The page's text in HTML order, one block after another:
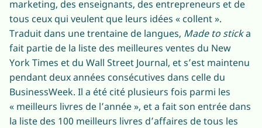
marketing, des enseignants, des entrepreneurs et de
tous ceux qui veulent que leurs idées « collent ».
Traduit dans une trentaine de langues, Made to sticka
fait partie de la liste des meilleures ventes du New
York Times et du Wall Street Journal, et s’est maintenu
pendant deux années consécutives dans celle du
BusinessWeek. Il a été cité plusieurs fois parmi les
« meilleurs livres de l’année », et a fait son entrée dans
la liste des 100 meilleurs livres d’affaires de tous les